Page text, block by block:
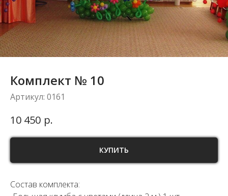
Комплект № 10
Артикул: 0161
10 450 р.
КУПИТЬ
Состав комплекта: